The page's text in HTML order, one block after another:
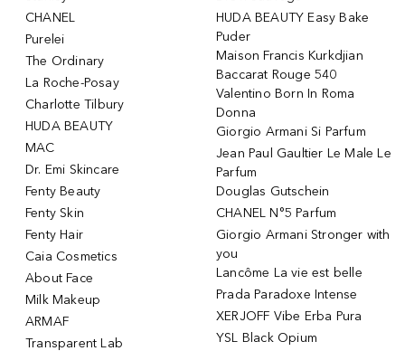
CHANEL
Purelei
The Ordinary
La Roche-Posay
Charlotte Tilbury
HUDA BEAUTY
MAC
Dr. Emi Skincare
Fenty Beauty
Fenty Skin
Fenty Hair
Caia Cosmetics
About Face
Milk Makeup
ARMAF
Transparent Lab
HUDA BEAUTY Easy Bake
Puder
Maison Francis Kurkdjian
Baccarat Rouge 540
Valentino Born In Roma
Donna
Giorgio Armani Si Parfum
Jean Paul Gaultier Le Male Le
Parfum
Douglas Gutschein
CHANEL N°5 Parfum
Giorgio Armani Stronger with
you
Lancôme La vie est belle
Prada Paradoxe Intense
XERJOFF Vibe Erba Pura
YSL Black Opium